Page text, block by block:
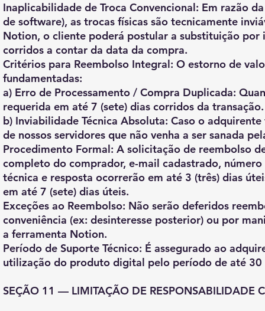
Inaplicabilidade de Troca Convencional: Em razão
de software), as trocas físicas são tecnicamente
Notion, o cliente poderá postular a substituição por
corridos a contar da data da compra.
Critérios para Reembolso Integral: O estorno de
fundamentadas:
a) Erro de Processamento / Compra Duplicada:
requerida em até 7 (sete) dias corridos da transação.
b) Inviabilidade Técnica Absoluta: Caso o
de nossos servidores que não venha a ser sanada
Procedimento Formal: A solicitação de reembolso
completo do comprador, e-mail cadastrado,
técnica e resposta ocorrerão em até 3 (três) dias
em até 7 (sete) dias úteis.
Exceções ao Reembolso: Não serão deferidos
conveniência (ex: desinteresse posterior) ou por
a ferramenta Notion.
Período de Suporte Técnico: É assegurado ao
utilização do produto digital pelo período de até
SEÇÃO 11 — LIMITAÇÃO DE RESPONSABILIDADE